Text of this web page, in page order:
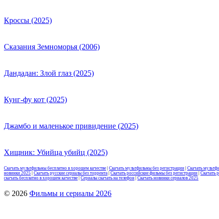
Кроссы (2025)
Сказания Земноморья (2006)
Дандадан: Злой глаз (2025)
Кунг-фу кот (2025)
Джамбо и маленькое привидение (2025)
Хищник: Убийца убийц (2025)
Скачать мультфильмы бесплатно в хорошем качестве Скачать мультфильмы без регистрации Скачать
новинки 2025
Скачать русские сериалы без торрента Скачать российские фильмы без регистрации Скачать
скачать бесплатно в хорошем качестве Сериалы скачать на телефон Скачать новинки сериалов 2025
© 2026 Фильмы и сериалы 2026